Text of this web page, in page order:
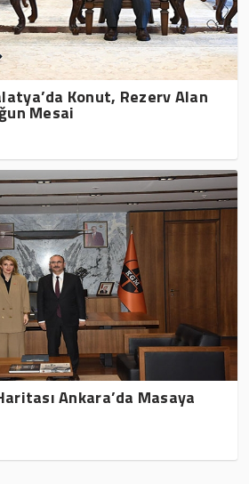
Konut, Rezerv Alan
Mesai
Ankara’da Masaya